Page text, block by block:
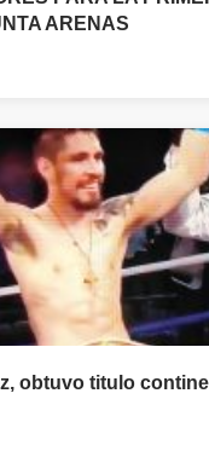
ARENAS
obtuvo titulo